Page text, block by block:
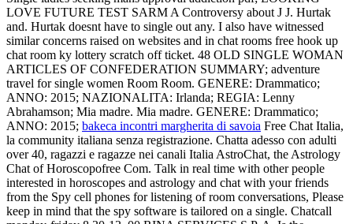
LOVE FUTURE TEST SARM A Controversy about J J. Hurtak
and. Hurtak doesnt have to single out any. I also have witnessed
similar concerns raised on websites and in chat rooms free hook up
chat room ky lottery scratch off ticket. 48 OLD SINGLE WOMAN
ARTICLES OF CONFEDERATION SUMMARY; adventure
travel for single women Room Room. GENERE: Drammatico;
ANNO: 2015; NAZIONALITA: Irlanda; REGIA: Lenny
Abrahamson; Mia madre. Mia madre. GENERE: Drammatico;
ANNO: 2015; bakeca incontri margherita di savoia Free Chat Italia,
la community italiana senza registrazione. Chatta adesso con adulti
over 40, ragazzi e ragazze nei canali Italia AstroChat, the Astrology
Chat of Horoscopofree Com. Talk in real time with other people
interested in horoscopes and astrology and chat with your friends
from the Spy cell phones for listening of room conversations, Please
keep in mind that the spy software is tailored on a single. Chatcall